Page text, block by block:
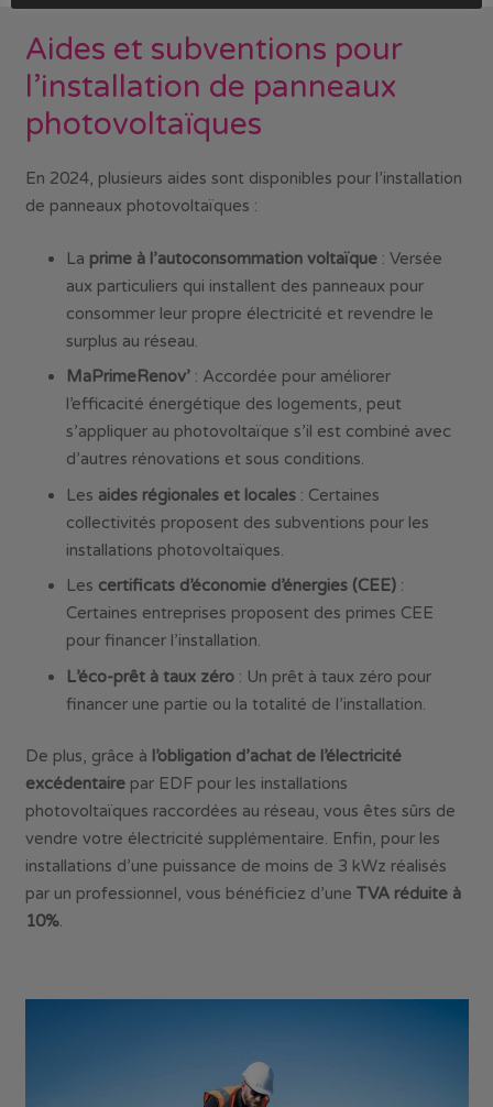
Aides et subventions pour
l’installation de panneaux
photovoltaïques
En 2024, plusieurs aides sont disponibles pour l’installation
de panneaux photovoltaïques :
La prime à l’autoconsommation voltaïque : Versée
aux particuliers qui installent des panneaux pour
consommer leur propre électricité et revendre le
surplus au réseau.
MaPrimeRenov’ : Accordée pour améliorer
l’efficacité énergétique des logements, peut
s’appliquer au photovoltaïque s’il est combiné avec
d’autres rénovations et sous conditions.
Les aides régionales et locales : Certaines
collectivités proposent des subventions pour les
installations photovoltaïques.
Les certificats d’économie d’énergies (CEE) :
Certaines entreprises proposent des primes CEE
pour financer l’installation.
L’éco-prêt à taux zéro : Un prêt à taux zéro pour
financer une partie ou la totalité de l’installation.
De plus, grâce à l’obligation d’achat de l’électricité
excédentairepar EDF pour les installations
photovoltaïques raccordées au réseau, vous êtes sûrs de
vendre votre électricité supplémentaire. Enfin, pour les
installations d’une puissance de moins de 3 kWz réalisés
par un professionnel, vous bénéficiez d’une TVA réduite à
10%.